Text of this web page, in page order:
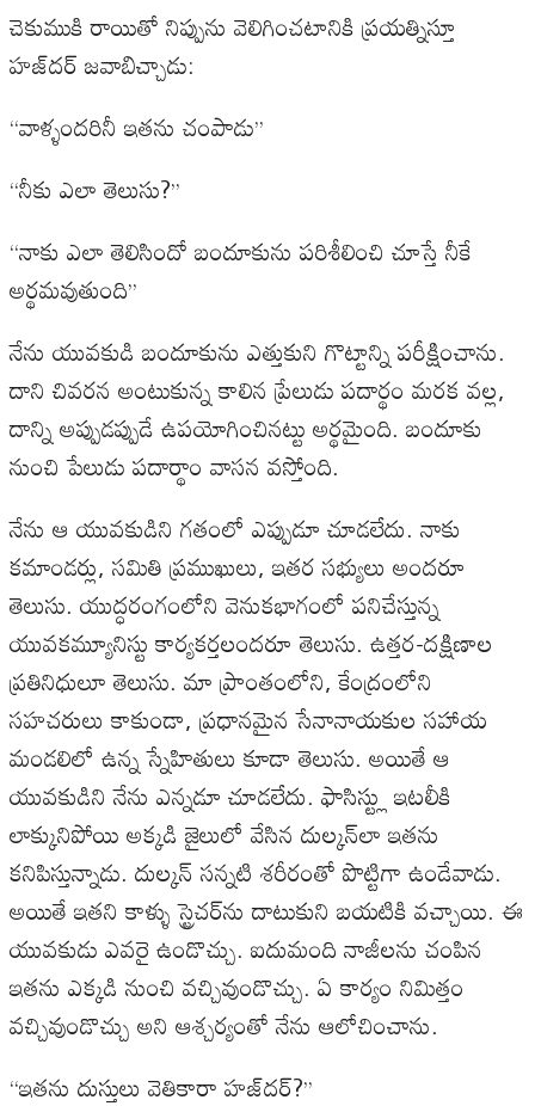
చెకుముకి రాయితో నిప్పును వెలిగించటానికి ప్రయత్నిస్తూ
హజ్‌దర్‌ జవాబిచ్చాడు:
‘‘వాళ్ళందరినీ ఇతను చంపాడు’’
‘‘నీకు ఎలా తెలుసు?’’
‘‘నాకు ఎలా తెలిసిందో బందూకును పరిశీలించి చూస్తే నీకే
అర్థమవుతుంది’’
నేను యువకుడి బందూకును ఎత్తుకుని గొట్టాన్ని పరీక్షించాను.
దాని చివరన అంటుకున్న కాలిన ప్రేలుడు పదార్థం మరక వల్ల,
దాన్ని అప్పుడప్పుడే ఉపయోగించినట్టు అర్థమైంది. బందూకు
నుంచి పేలుడు పదార్థాం వాసన వస్తోంది.
నేను ఆ యువకుడిని గతంలో ఎప్పుడూ చూడలేదు. నాకు
కమాండర్లు, సమితి ప్రముఖులు, ఇతర సభ్యులు అందరూ
తెలుసు. యుద్ధరంగంలోని వెనుకభాగంలో పనిచేస్తున్న
యువకమ్యూనిస్టు కార్యకర్తలందరూ తెలుసు. ఉత్తర-దక్షిణాల
ప్రతినిధులూ తెలుసు. మా ప్రాంతంలోని, కేంద్రంలోని
సహచరులు కాకుండా, ప్రధానమైన సేనానాయకుల సహాయ
మండలిలో ఉన్న స్నేహితులు కూడా తెలుసు. అయితే ఆ
యువకుడిని నేను ఎన్నడూ చూడలేదు. ఫాసిస్ట్లు ఇటలీకి
లాక్కునిపోయి అక్కడి జైలులో వేసిన దుల్కన్‌లా ఇతను
కనిపిస్తున్నాడు. దుల్కన్‌ సన్నటి శరీరంతో పొట్టిగా ఉండేవాడు.
అయితే ఇతని కాళ్ళు స్ట్రెచర్‌ను దాటుకుని బయటికి వచ్చాయి. ఈ
యువకుడు ఎవరై ఉండొచ్చు. ఐదుమంది నాజీలను చంపిన
ఇతను ఎక్కడి నుంచి వచ్చివుండొచ్చు. ఏ కార్యం నిమిత్తం
వచ్చివుండొచ్చు అని ఆశ్చర్యంతో నేను ఆలోచించాను.
‘‘ఇతను దుస్తులు వెతికారా హజ్‌దర్‌?’’